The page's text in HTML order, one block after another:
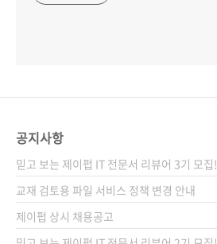
공지사항
믿고 보는 제이펍 IT 전문서 리뷰어 3기 모집!
교재 검토용 파일 서비스 정책 변경 안내
제이펍 상시 채용공고